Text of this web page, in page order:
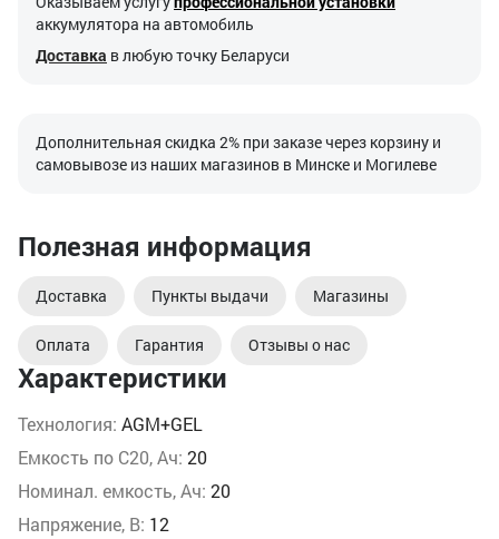
Характеристики
Технология: AGM+GEL
Емкость по С20, Ач: 20
Номинал. емкость, Ач: 20
Напряжение, В: 12
аккумулятора на автомобиль
Доставка в любую точку Беларуси
Дополнительная скидка 2% при заказе через корзину и
самовывозе из наших магазинов в Минске и Могилеве
Полезная информация
Доставка Пункты выдачи Магазины
Оплата Гарантия Отзывы о нас